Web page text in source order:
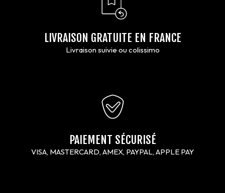
LIVRAISON GRATUITE EN FRANCE
Livraison suivie ou colissimo
PAIEMENT SÉCURISÉ
VISA, MASTERCARD, AMEX, PAYPAL, APPLE PAY